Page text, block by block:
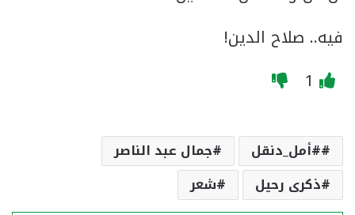
فيه.. صلاح الدين!
1
#أمل_دنقل
جمال عبد الناصر
ذكرى رحيل
شعر